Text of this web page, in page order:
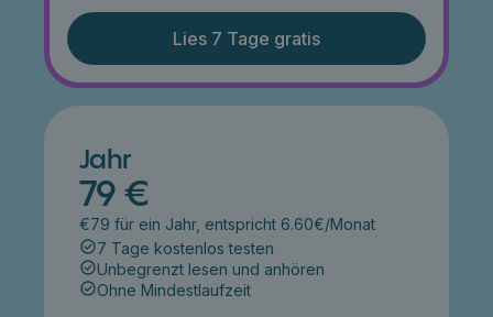
Lies 7 Tage gratis
Jahr
79 €
€79 für ein Jahr, entspricht 6.60€/Monat
7 Tage kostenlos testen
Unbegrenzt lesen und anhören
Ohne Mindestlaufzeit